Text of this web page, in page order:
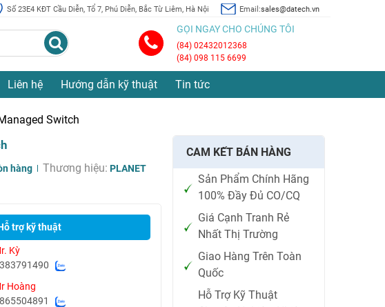
Số 23E4 KĐT Cầu Diễn, Tổ 7, Phú Diễn, Bắc Từ Liêm, Hà Nội Email:sales@datech.vn
GỌI NGAY CHO CHÚNG TÔI
(84) 02432012368
(84) 098 115 6699
Liên hệ Hướng dẫn kỹ thuật Tin tức
Switch
hàng Thương hiệu: PLANET
trợ kỹ thuật
Kỳ
Hoàng
CAM KẾT BÁN HÀNG
Sản Phẩm Chính Hãng
100% Đầy Đủ CO/CQ
Giá Cạnh Tranh Rẻ
Nhất Thị Trường
Giao Hàng Trên Toàn
Quốc
Hỗ Trợ Kỹ Thuật